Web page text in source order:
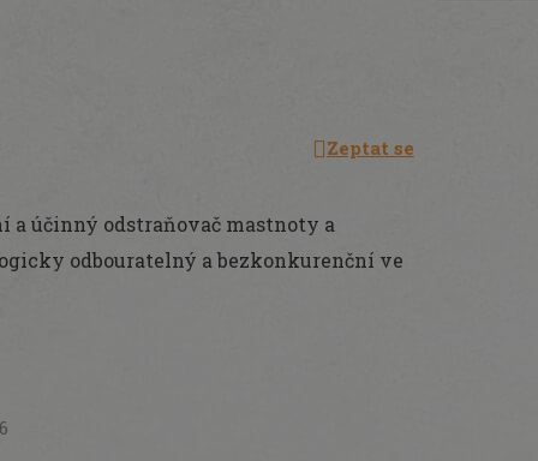
a účinný odstraňovač mastnoty a
odbouratelný a bezkonkurenční ve
Zeptat se